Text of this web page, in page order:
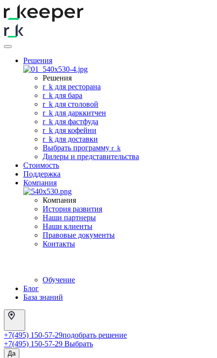
Решения
Решения
r_ k для ресторана
r_ k для бара
r_ k для столовой
r_ k для дарккитчен
r_ k для фастфуда
r_ k для кофейни
r_ k для доставки
Выбрать программу r k
Дилеры и представительства
Стоимость
Поддержка
Компания
Компания
История развития
Наши партнеры
Наши клиенты
Правовые документы
Контакты
Обучение
Блог
База знаний
+7(495) 150-57-29подобрать решение
+7(495) 150-57-29 Выбрать
Да